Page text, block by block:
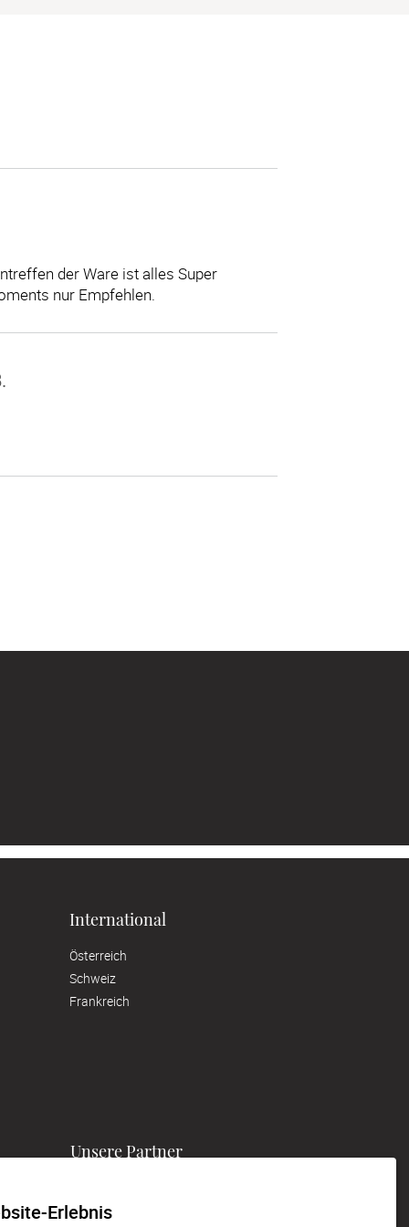
Erlebnis
der Ware ist alles Super
nur Empfehlen.
International
Österreich
Schweiz
Frankreich
Unsere Partner